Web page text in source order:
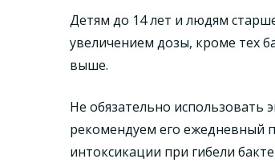
Детям до 14 лет и людям
увеличением дозы, кроме тех
выше.
Не обязательно использовать
рекомендуем его ежедневный
интоксикации при гибели